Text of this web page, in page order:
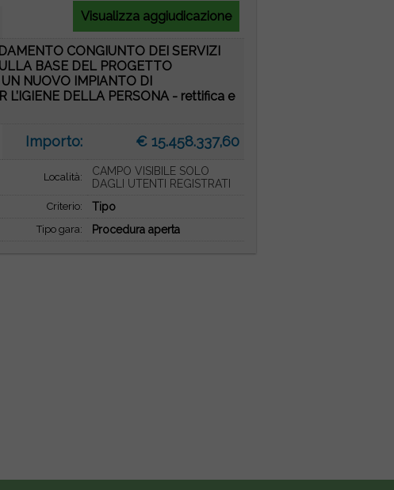
Visualizza aggiudicazione
CONGIUNTO DEI SERVIZI
BASE DEL PROGETTO
NUOVO IMPIANTO DI
L’IGIENE DELLA PERSONA - rettifica e
Importo: € 15.458.337,60
Località:
CAMPO VISIBILE SOLO
DAGLI UTENTI REGISTRATI
Criterio: Tipo
Tipo gara: Procedura aperta